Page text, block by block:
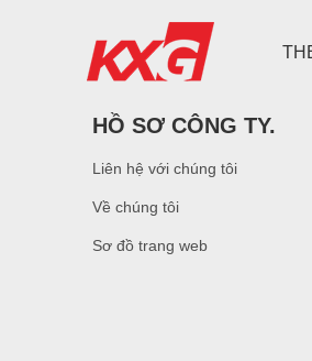
Trung Quốc an
máy sản xuất cửa
cường lực 10mm,
ngoại thất 10mm
Xây dựng nhà sản
kính tường rèm giá
HỒ SƠ CÔNG TY.
Liên hệ với chúng tôi
Về chúng tôi
Sơ đồ trang web